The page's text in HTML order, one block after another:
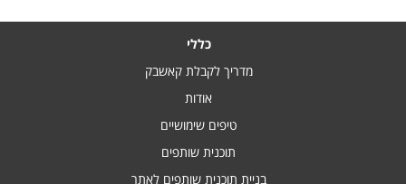
כללי
מדריך לקבלת קאשבק
אודות
טיפים שימושיים
תוכנית שותפים
בניית תוכנית שותפים לאתר